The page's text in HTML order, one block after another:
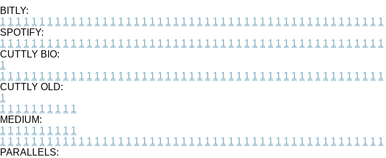
BITLY:
1 1 1 1 1 1 1 1 1 1 1 1 1 1 1 1 1 1 1 1 1 1 1 1 1 1 1 1 1 1 1 1 1 1 1 1 1 1 1 1 1 1 1 1 1 1 1 1 1
SPOTIFY:
1 1 1 1 1 1 1 1 1 1 1 1 1 1 1 1 1 1 1 1 1 1 1 1 1 1 1 1 1 1 1 1 1 1 1 1 1 1 1 1 1 1 1 1 1 1 1 1 1
CUTTLY BIO:
1
1 1 1 1 1 1 1 1 1 1 1 1 1 1 1 1 1 1 1 1 1 1 1 1 1 1 1 1 1 1 1 1 1 1 1 1 1 1 1 1 1 1 1 1 1 1 1 1 1
CUTTLY OLD:
1
1 1 1 1 1 1 1 1 1 1
MEDIUM:
1 1 1 1 1 1 1 1 1 1
1 1 1 1 1 1 1 1 1 1 1 1 1 1 1 1 1 1 1 1 1 1 1 1 1 1 1 1 1 1 1 1 1 1 1 1 1 1 1 1 1 1 1 1 1 1 1 1 1
PARALLELS: